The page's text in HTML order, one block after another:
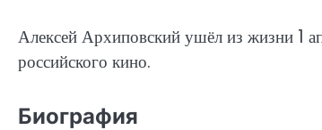
Алексей Архиповский ушёл из жизни 1
российского кино.
Биография